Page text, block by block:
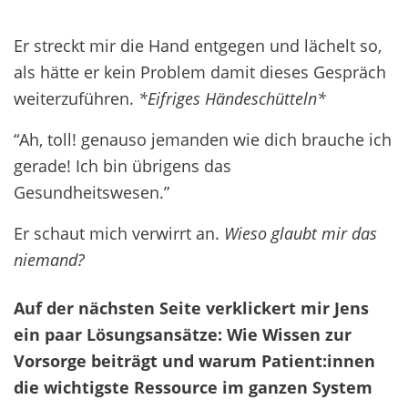
Er streckt mir die Hand entgegen und lächelt so,
als hätte er kein Problem damit dieses Gespräch
weiterzuführen. *Eifriges Händeschütteln*
“Ah, toll! genauso jemanden wie dich brauche ich
gerade! Ich bin übrigens das
Gesundheitswesen.”
Er schaut mich verwirrt an. Wieso glaubt mir das
niemand?
Auf der nächsten Seite verklickert mir Jens
ein paar Lösungsansätze: Wie Wissen zur
Vorsorge beiträgt und warum Patient:innen
die wichtigste Ressource im ganzen System